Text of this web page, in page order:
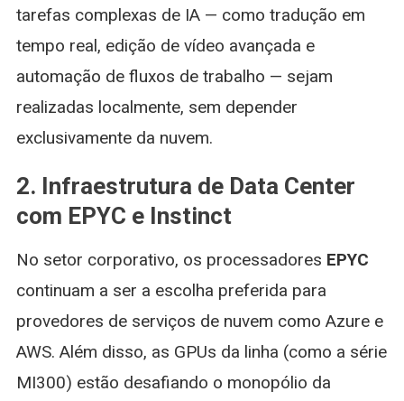
tarefas complexas de IA — como tradução em
tempo real, edição de vídeo avançada e
automação de fluxos de trabalho — sejam
realizadas localmente, sem depender
exclusivamente da nuvem.
2. Infraestrutura de Data Center
com EPYC e Instinct
No setor corporativo, os processadores EPYC
continuam a ser a escolha preferida para
provedores de serviços de nuvem como Azure e
AWS. Além disso, as GPUs da linha (como a série
MI300) estão desafiando o monopólio da